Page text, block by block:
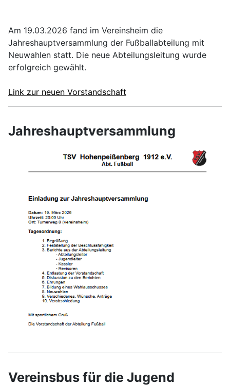
Am 19.03.2026 fand im Vereinsheim die
Jahreshauptversammlung der Fußballabteilung mit
Neuwahlen statt. Die neue Abteilungsleitung wurde
erfolgreich gewählt.
Link zur neuen Vorstandschaft
Jahreshauptversammlung
Vereinsbus für die Jugend